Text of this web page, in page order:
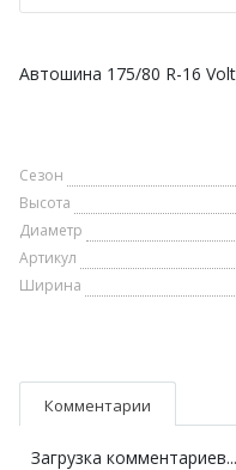
Автошина 175/80 R-16
Сезон
Высота
Диаметр
Артикул
Ширина
Комментарии
Загрузка комментариев...